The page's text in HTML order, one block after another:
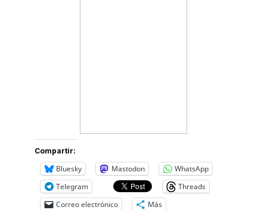
Compartir:
Bluesky Mastodon
WhatsApp
Telegram
Threads
Correo electrónico
Más